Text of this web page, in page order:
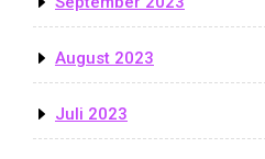
August 2023
Juli 2023